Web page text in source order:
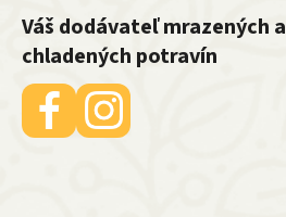
Váš dodávateľ mrazených a
chladených potravín